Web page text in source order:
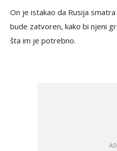
On je istakao da Rusija
bude zatvoren, kako bi njeni
šta im je potrebno.